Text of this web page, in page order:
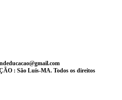
: São Luís-MA. Todos os direitos